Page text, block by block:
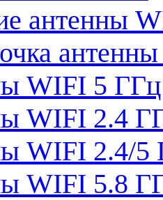
антенны
WIFI 5 ГГц
WIFI 2.4
WIFI 2.4/5
WIFI 5.8